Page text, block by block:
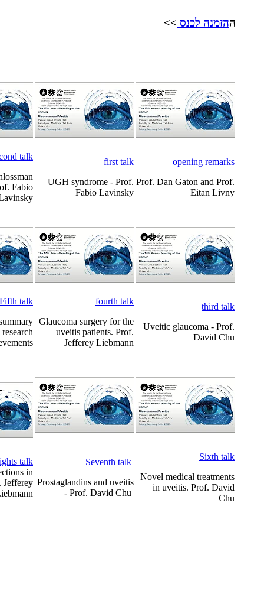
ההזמנה לכנס >>
opening remarks
Prof. Dan Gaton and Prof.
Eitan Livny
first talk
UGH syndrome - Prof.
Fabio Lavinsky
talk
Fabio
third talk
Uveitic glaucoma - Prof.
David Chu
fourth talk
Glaucoma surgery for the
uveitis patients. Prof.
Jefferey Liebmann
Fifth talk
Sixth talk
Novel medical treatments
in uveitis. Prof. David
Chu
Seventh talk
Prostaglandins and uveitis
- Prof. David Chu
talk
in
Jefferey